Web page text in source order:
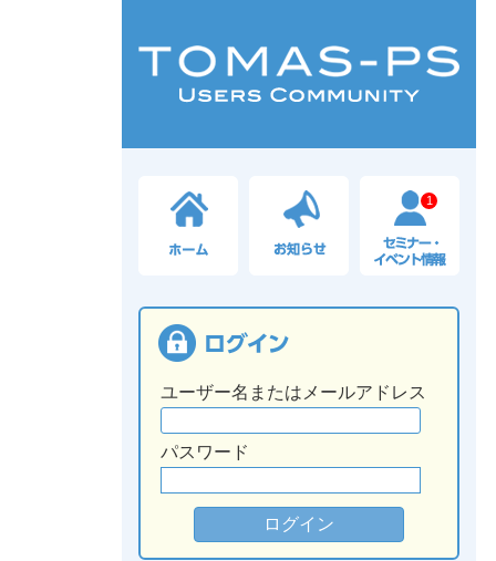
1
ユーザー名またはメールアドレス
パスワード